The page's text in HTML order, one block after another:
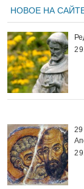
НОВОЕ НА
29